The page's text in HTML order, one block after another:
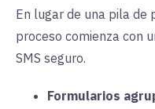
En lugar de una pila de
proceso comienza con
SMS seguro.
Formularios